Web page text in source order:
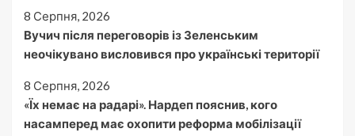
8 Серпня, 2026
Вучич після переговорів із Зеленським
неочікувано висловився про українські території
8 Серпня, 2026
«Їх немає на радарі». Нардеп пояснив, кого
насамперед має охопити реформа мобілізації